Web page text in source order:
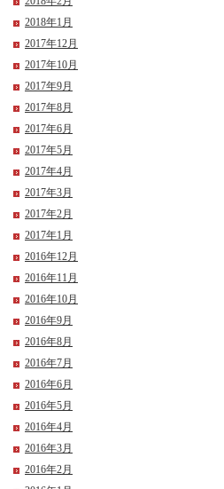
2018年1月
2017年12月
2017年10月
2017年9月
2017年8月
2017年6月
2017年5月
2017年4月
2017年3月
2017年2月
2017年1月
2016年12月
2016年11月
2016年10月
2016年9月
2016年8月
2016年7月
2016年6月
2016年5月
2016年4月
2016年3月
2016年2月